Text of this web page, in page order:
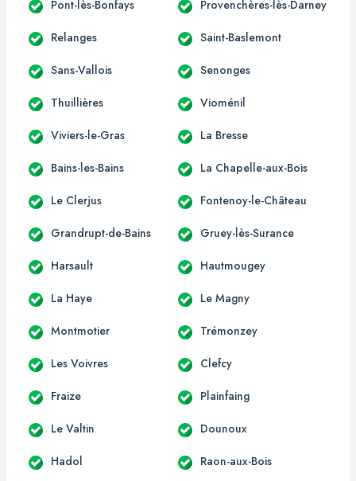
Pont-lès-Bonfays Provenchères-lès-Darney
Relanges Saint-Baslemont
Sans-Vallois Senonges
Thuillières Vioménil
Viviers-le-Gras La Bresse
Bains-les-Bains La Chapelle-aux-Bois
Le Clerjus Fontenoy-le-Château
Grandrupt-de-Bains Gruey-lès-Surance
Harsault Hautmougey
La Haye Le Magny
Montmotier Trémonzey
Les Voivres Clefcy
Fraize Plainfaing
Le Valtin Dounoux
Hadol Raon-aux-Bois